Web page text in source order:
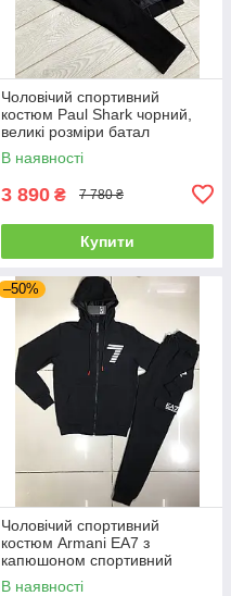
Чоловічий спортивний
костюм Paul Shark чорний,
великі розміри батал
В наявності
3 890 ₴ 7 780 ₴
Купити
–50%
Чоловічий спортивний
костюм Armani EA7 з
капюшоном спортивний
костюм Армані чорний
В наявності